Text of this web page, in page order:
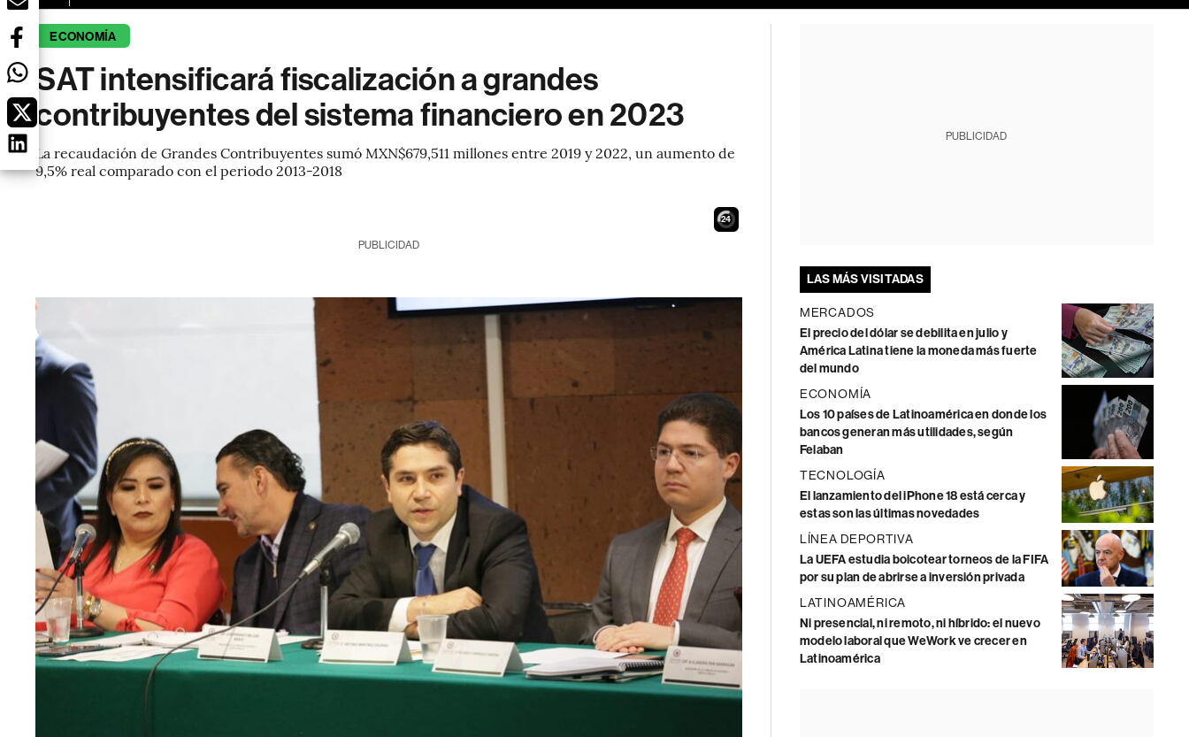
ECONOMÍA
SAT intensificará fiscalización a grandes
contribuyentes del sistema financiero en 2023
La recaudación de Grandes Contribuyentes sumó MXN$679,511 millones entre 2019 y 2022, un aumento de
9,5% real comparado con el periodo 2013-2018
23
PUBLICIDAD
PUBLICIDAD
LAS MÁS VISITADAS
MERCADOS
El precio del dólar se debilita en julio y
América Latina tiene la moneda más fuerte
del mundo
ECONOMÍA
Los 10 países de Latinoamérica en donde los
bancos generan más utilidades, según
Felaban
TECNOLOGÍA
El lanzamiento del iPhone 18 está cerca y
estas son las últimas novedades
LÍNEA DEPORTIVA
La UEFA estudia boicotear torneos de la FIFA
por su plan de abrirse a inversión privada
LATINOAMÉRICA
Ni presencial, ni remoto, ni híbrido: el nuevo
modelo laboral que WeWork ve crecer en
Latinoamérica